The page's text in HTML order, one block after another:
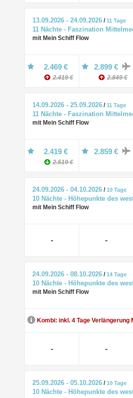
13.09.2026 - 24.09.2026 /11 Tage
11 Nächte - Faszination
mit Mein Schiff Flow
2.469 €
2.419 €
2.899 €
2.849 €
14.09.2026 - 25.09.2026 /11 Tage
11 Nächte - Faszination
mit Mein Schiff Flow
2.419 €
2.519 €
2.859 €
24.09.2026 - 04.10.2026 /10 Tage
10 Nächte - Höhepunkte des
mit Mein Schiff Flow
- -
24.09.2026 - 08.10.2026 /14 Tage
10 Nächte - Höhepunkte des
mit Mein Schiff Flow
Kombi: inkl. 4 Tage
- -
25.09.2026 - 05.10.2026 /10 Tage
10 Nächte - Höhepunkte des